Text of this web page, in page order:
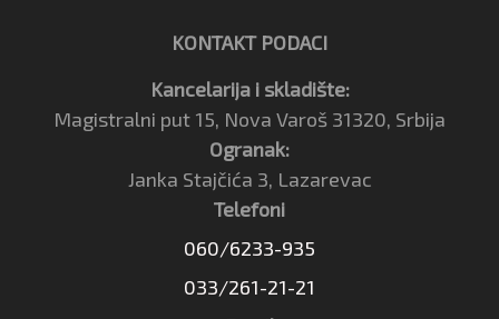
KONTAKT PODACI
Kancelarija i skladište:
Magistralni put 15, Nova Varoš 31320, Srbija
Ogranak:
Janka Stajčića 3, Lazarevac
Telefoni
060/6233-935
033/261-21-21